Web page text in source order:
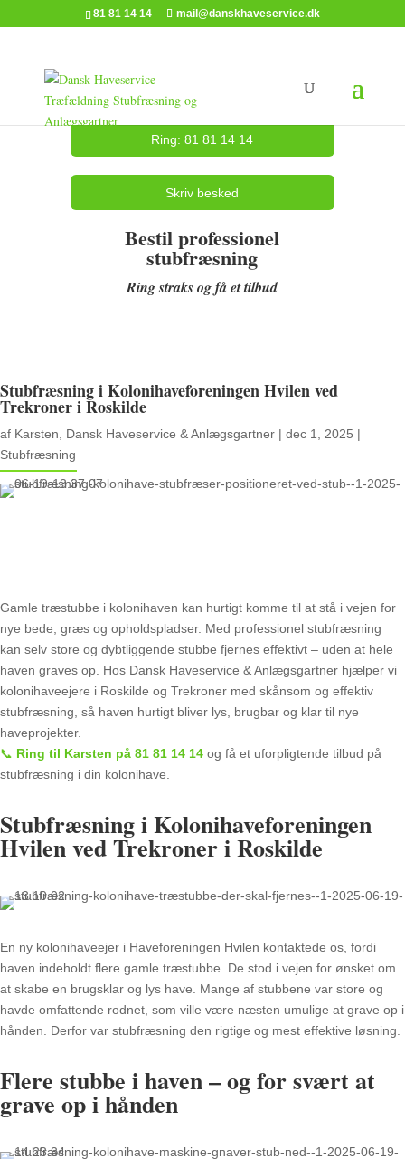
81 81 14 14 mail@danskhaveservice.dk
Ring: 81 81 14 14
Skriv besked
Bestil professionel
stubfræsning
Ring straks og få et tilbud
Stubfræsning i Kolonihaveforeningen Hvilen ved
Trekroner i Roskilde
af Karsten, Dansk Haveservice & Anlægsgartner | dec 1, 2025 |
Stubfræsning
Gamle træstubbe i kolonihaven kan hurtigt komme til at stå i vejen for
nye bede, græs og opholdspladser. Med professionel stubfræsning
kan selv store og dybtliggende stubbe fjernes effektivt – uden at hele
haven graves op. Hos Dansk Haveservice & Anlægsgartner hjælper vi
kolonihaveejere i Roskilde og Trekroner med skånsom og effektiv
stubfræsning, så haven hurtigt bliver lys, brugbar og klar til nye
haveprojekter.
📞 Ring til Karsten på 81 81 14 14 og få et uforpligtende tilbud på
stubfræsning i din kolonihave.
Stubfræsning i Kolonihaveforeningen
Hvilen ved Trekroner i Roskilde
En ny kolonihaveejer i Haveforeningen Hvilen kontaktede os, fordi
haven indeholdt flere gamle træstubbe. De stod i vejen for ønsket om
at skabe en brugsklar og lys have. Mange af stubbene var store og
havde omfattende rodnet, som ville være næsten umulige at grave op i
hånden. Derfor var stubfræsning den rigtige og mest effektive løsning.
Flere stubbe i haven – og for svært at
grave op i hånden